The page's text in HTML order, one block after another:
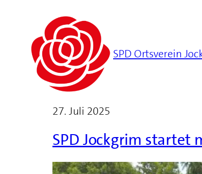
SPD Ortsverein
27. Juli 2025
SPD Jockgrim startet